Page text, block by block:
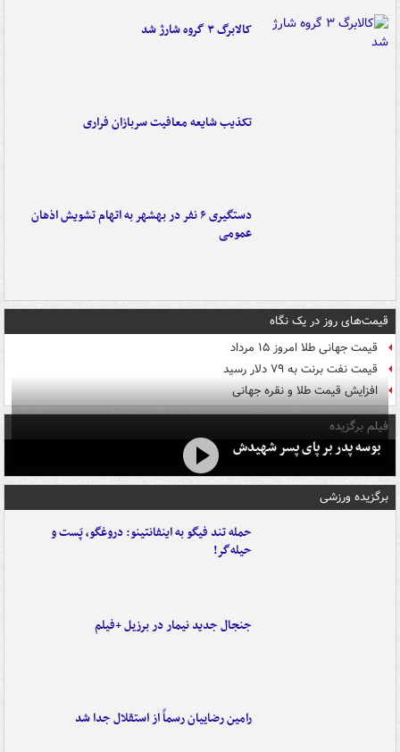
کالابرگ ۳ گروه شارژ شد
تکذیب شایعه معافیت سربازان فراری
دستگیری ۶ نفر در بهشهر به اتهام تشویش اذهان
عمومی
قیمت‌های روز در یک نگاه
قیمت جهانی طلا امروز ۱۵ مرداد
قیمت نفت برنت به ۷۹ دلار رسید
افزایش قیمت طلا و نقره جهانی
فیلم برگزیده
بوسه‌ پدر بر پای پسر شهیدش
برگزیده ورزشی
حمله تند فیگو به اینفانتینو: دروغگو، پَست‌ و
حیله‌گر!
جنجال جدید نیمار در برزیل +فیلم
رامین رضاییان رسماً از استقلال جدا شد